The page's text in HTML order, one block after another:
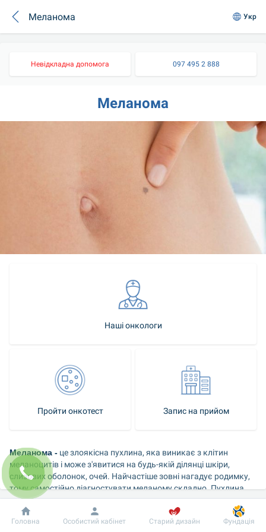
Mеланома Укр
Невідкладна допомога 097 495 2 888
Mеланома
Наші онкологи
Пройти онкотест Запис на прийом
Меланома - це злоякісна пухлина, яка виникає з клітин
меланоцитів і може з'явитися на будь-якій ділянці шкіри,
слизових оболонок, очей. Найчастіше зовні нагадує родимку,
тому самостійно діагностувати меланому складно. Пухлина
має різний розмір, форму, її колір може відрізнятися на різних
ділянках, але зазвичай пухлини добре пігментовані.
Останнім часом в Україні спостерігається стрімке зростання
Добробут Інформація Пацієнту
Головна Особистий кабінет Старий дизайн Фундація